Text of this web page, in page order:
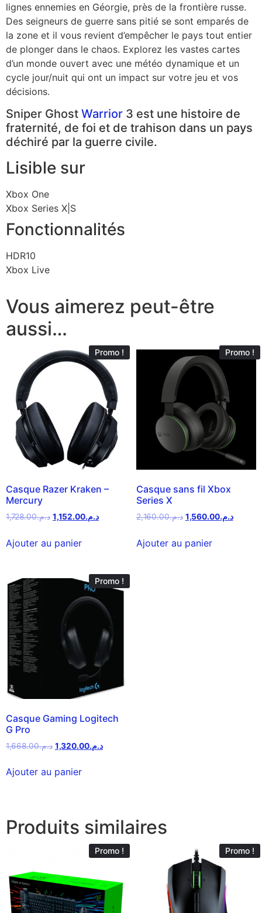
lignes ennemies en Géorgie, près de la frontière russe.
Des seigneurs de guerre sans pitié se sont emparés de
la zone et il vous revient d’empêcher le pays tout entier
de plonger dans le chaos. Explorez les vastes cartes
d’un monde ouvert avec une météo dynamique et un
cycle jour/nuit qui ont un impact sur votre jeu et vos
décisions.
Sniper Ghost Warrior 3 est une histoire de
fraternité, de foi et de trahison dans un pays
déchiré par la guerre civile.
Lisible sur
Xbox One
Xbox Series X|S
Fonctionnalités
HDR10
Xbox Live
Vous aimerez peut-être
aussi…
Promo !
Casque Razer Kraken –
Mercury
د.م.1,728.00 د.م.1,152.00
Ajouter au panier
Promo !
Casque sans fil Xbox
Series X
د.م.2,160.00 د.م.1,560.00
Ajouter au panier
Promo !
Casque Gaming Logitech
G Pro
د.م.1,668.00 د.م.1,320.00
Ajouter au panier
Produits similaires
Promo ! Promo !